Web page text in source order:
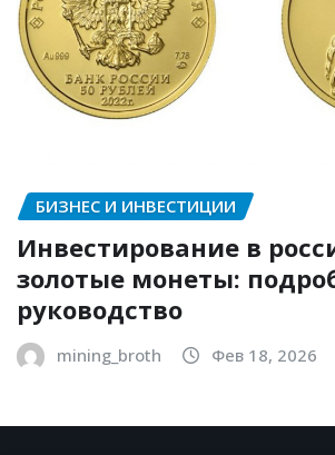
БИЗНЕС И ИНВЕСТИЦИИ
Инвестирование в
золотые монеты:
руководство
mining_broth Фев 18, 2026